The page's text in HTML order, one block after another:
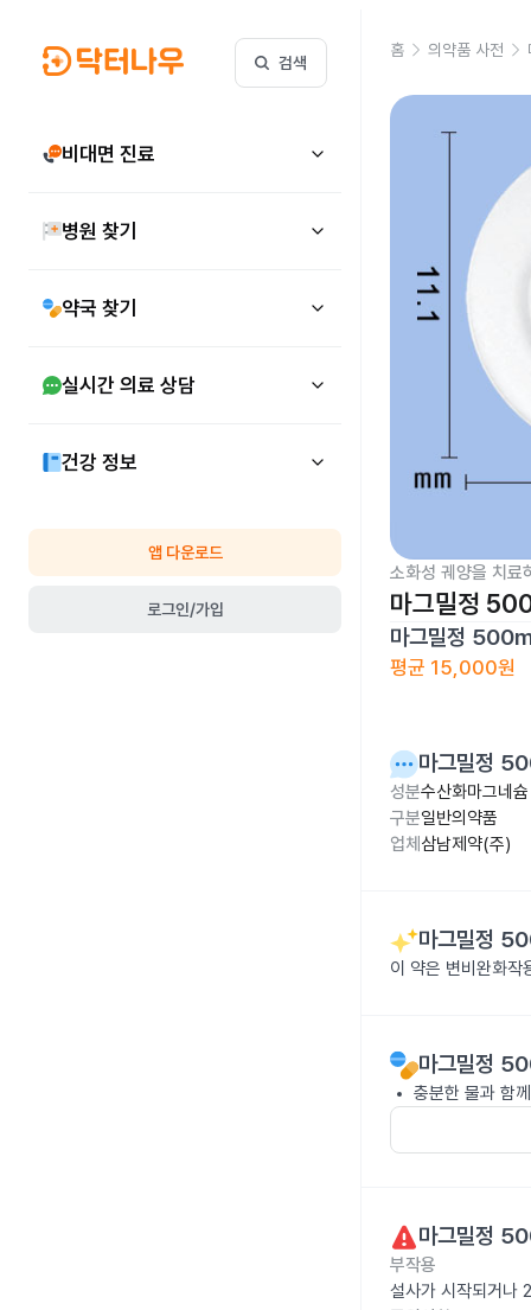
검색
비대면 진료
병원 찾기
약국 찾기
실시간 의료 상담
건강 정보
앱 다운로드
로그인/가입
홈 의약품 사전
소화성 궤양을 치료
마그밀정
마그밀정
평균 15,000원
마그밀정
성분수산화마그네
구분일반의약품
업체 삼남제약(주)
마그밀정
이 약은 변비완화작
마그밀정
충분한 물과 함
마그밀정
부작용
설사가 시작되거나